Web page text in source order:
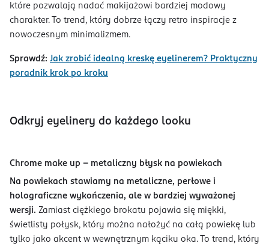
które pozwalają nadać makijażowi bardziej modowy
charakter. To trend, który dobrze łączy retro inspiracje z
nowoczesnym minimalizmem.
Sprawdź: Jak zrobić idealną kreskę eyelinerem? Praktyczny
poradnik krok po kroku
Odkryj eyelinery do każdego looku
Chrome make up - metaliczny błysk na powiekach
Na powiekach stawiamy na metaliczne, perłowe i
holograficzne wykończenia, ale w bardziej wyważonej
wersji. Zamiast ciężkiego brokatu pojawia się miękki,
świetlisty połysk, który można nałożyć na całą powiekę lub
tylko jako akcent w wewnętrznym kąciku oka. To trend, który